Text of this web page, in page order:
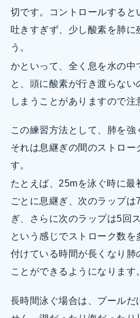
切です。コントロールすると
吐きすぎず、少し酸素を肺に
う。
かといって、全く息を水の中
と、頭に酸素が行き渡らない
しまうことがありますので注
この練習方法として、肺を強
それは息継ぎの間のストロ
す。
たとえば、25mを泳ぐ時に最
ごとに息継ぎ、次のラップ
ぎ、さらに次のラップは5回
という感じでストローク数を
付けている時間が長くなり肺
ことができるようになります
長時間泳ぐ場合は、プールだ